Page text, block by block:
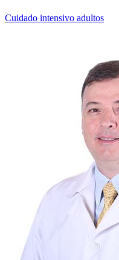
Cuidado intensivo adultos